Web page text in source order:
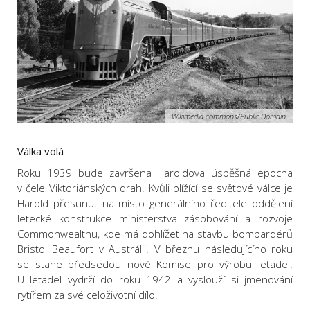
Wikimedia commons/Public Domain
Válka volá
Roku 1939 bude završena Haroldova úspěšná epocha
v čele Viktoriánských drah. Kvůli blížící se světové válce je
Harold přesunut na místo generálního ředitele oddělení
letecké konstrukce ministerstva zásobování a rozvoje
Commonwealthu, kde má dohlížet na stavbu bombardérů
Bristol Beaufort v Austrálii. V březnu následujícího roku
se stane předsedou nové Komise pro výrobu letadel.
U letadel vydrží do roku 1942 a vyslouží si jmenování
rytířem za své celoživotní dílo.